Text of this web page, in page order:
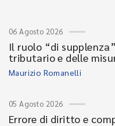
06 Agosto 2026
Il ruolo “di
tributario e delle
Maurizio Romanelli
05 Agosto 2026
Errore di diritto e